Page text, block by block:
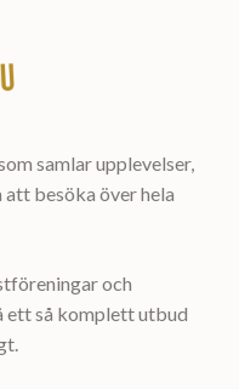
samlar upplevelser,
besöka över hela
och
ett så komplett utbud